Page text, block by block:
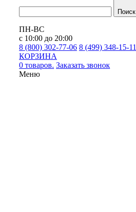
Поиск
ПН-ВС
с 10:00 до 20:00
8 (800) 302-77-06 8 (499) 348-15-11
КОРЗИНА
0 товаров. Заказать звонок
Меню